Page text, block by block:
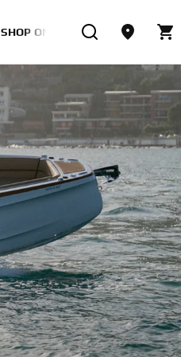
SHOP ONLINE